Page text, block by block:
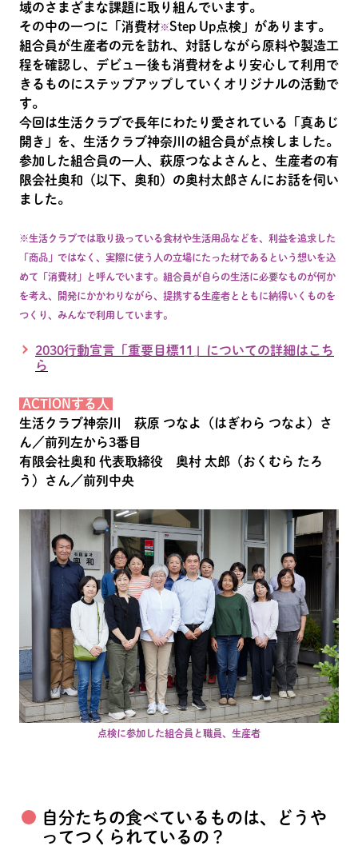
域のさまざまな課題に取り組んでいます。
その中の一つに「消費材※Step Up点検」があります。
組合員が生産者の元を訪れ、対話しながら原料や製造工
程を確認し、デビュー後も消費材をより安心して利用で
きるものにステップアップしていくオリジナルの活動で
す。
今回は生活クラブで長年にわたり愛されている「真あじ
開き」を、生活クラブ神奈川の組合員が点検しました。
参加した組合員の一人、萩原つなよさんと、生産者の有
限会社奥和（以下、奥和）の奥村太郎さんにお話を伺い
ました。
※生活クラブでは取り扱っている食材や生活用品などを、利益を追求した
「商品」ではなく、実際に使う人の立場にたった材であるという想いを込
めて「消費材」と呼んでいます。組合員が自らの生活に必要なものが何か
を考え、開発にかかわりながら、提携する生産者とともに納得いくものを
つくり、みんなで利用しています。
2030行動宣言「重要目標11」についての詳細はこち
ら
ACTIONする人
生活クラブ神奈川 萩原 つなよ（はぎわら つなよ）さ
ん／前列左から3番目
有限会社奥和 代表取締役 奥村 太郎（おくむら たろ
う）さん／前列中央
点検に参加した組合員と職員、生産者
自分たちの食べているものは、どうや
ってつくられているの？